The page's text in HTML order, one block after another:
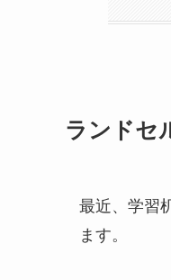
ランドセ
最近、学習
ます。